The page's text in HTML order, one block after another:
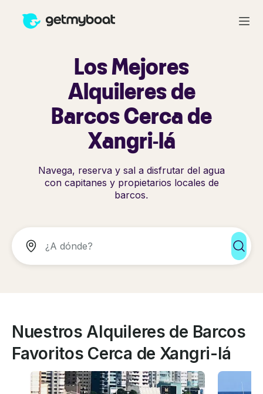
Los Mejores
Alquileres de
Barcos Cerca de
Xangri-lá
Navega, reserva y sal a disfrutar del agua
con capitanes y propietarios locales de
barcos.
Nuestros Alquileres de Barcos
Favoritos Cerca de Xangri-lá